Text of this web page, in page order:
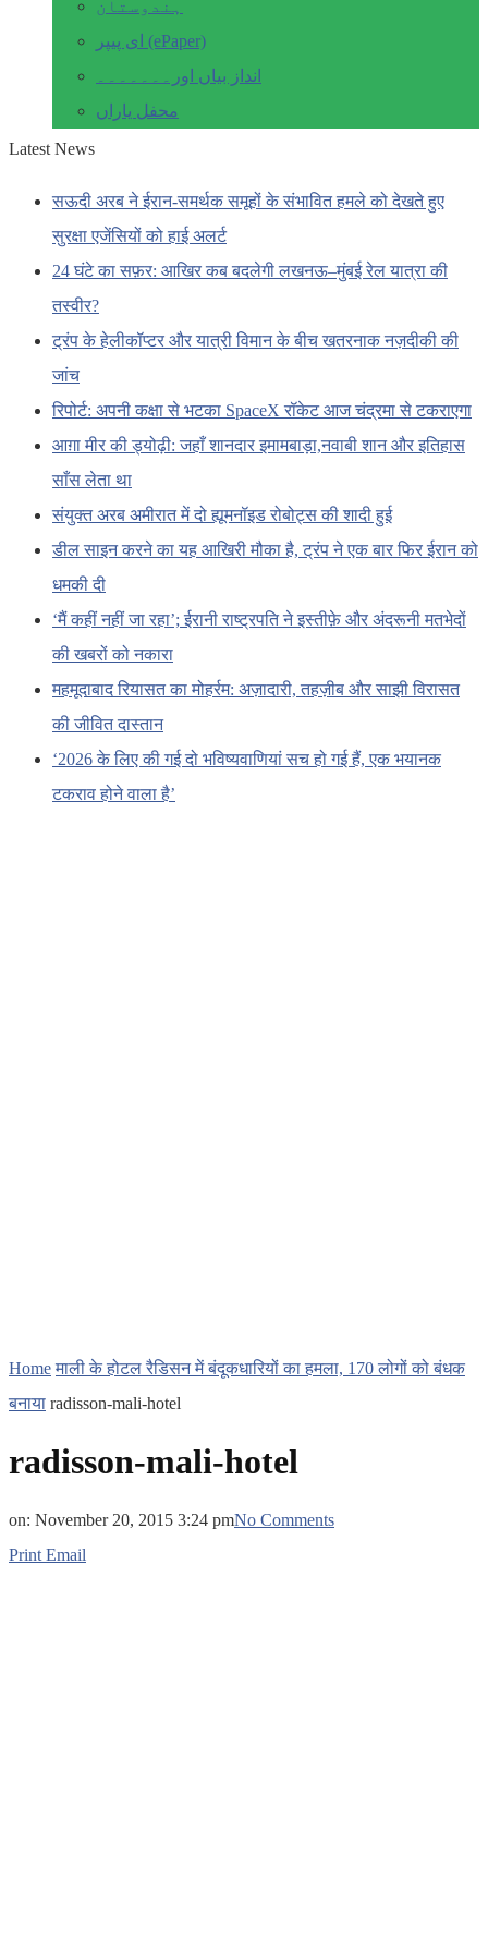
ہندوستان
ای پیپر (ePaper)
انداز بیاں اور۔۔۔۔۔۔۔
محفل یاراں
Latest News
सऊदी अरब ने ईरान-समर्थक समूहों के संभावित हमले को देखते हुए
सुरक्षा एजेंसियों को हाई अलर्ट
24 घंटे का सफ़र: आखिर कब बदलेगी लखनऊ–मुंबई रेल यात्रा की
तस्वीर?
ट्रंप के हेलीकॉप्टर और यात्री विमान के बीच खतरनाक नज़दीकी की
जांच
रिपोर्ट: अपनी कक्षा से भटका SpaceX रॉकेट आज चंद्रमा से टकराएगा
आग़ा मीर की ड्योढ़ी: जहाँ शानदार इमामबाड़ा,नवाबी शान और इतिहास
साँस लेता था
संयुक्त अरब अमीरात में दो ह्यूमनॉइड रोबोट्स की शादी हुई
डील साइन करने का यह आखिरी मौका है, ट्रंप ने एक बार फिर ईरान को
धमकी दी
‘मैं कहीं नहीं जा रहा’; ईरानी राष्ट्रपति ने इस्तीफ़े और अंदरूनी मतभेदों
की खबरों को नकारा
महमूदाबाद रियासत का मोहर्रम: अज़ादारी, तहज़ीब और साझी विरासत
की जीवित दास्तान
‘2026 के लिए की गई दो भविष्यवाणियां सच हो गई हैं, एक भयानक
टकराव होने वाला है’
Home माली के होटल रैडिसन में बंदूकधारियों का हमला, 170 लोगों को बंधक
बनाया radisson-mali-hotel
radisson-mali-hotel
on: November 20, 2015 3:24 pmNo Comments
Print Email